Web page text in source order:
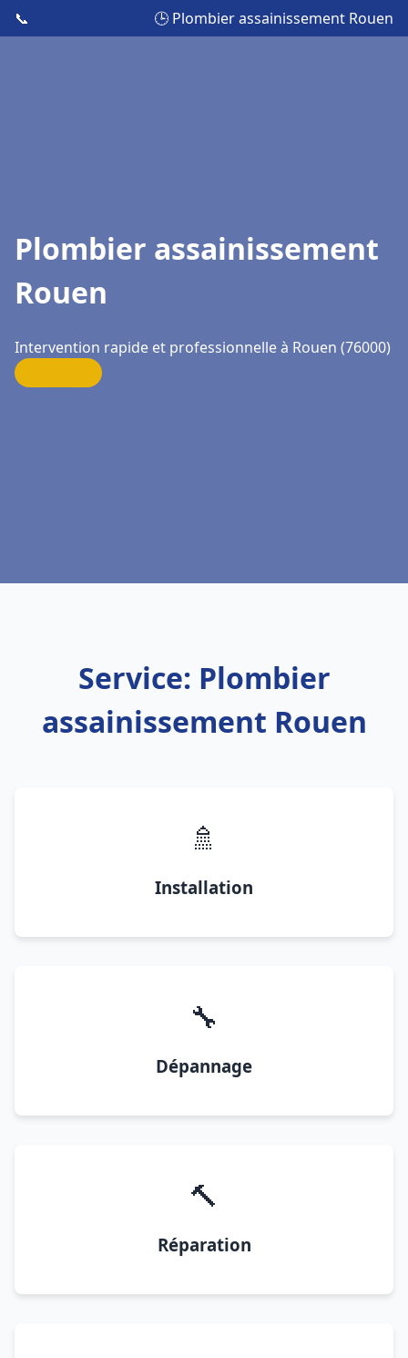
📞 🕒 Plombier assainissement Rouen
Plombier assainissement
Rouen
Intervention rapide et professionnelle à Rouen (76000)
Service: Plombier
assainissement Rouen
🚿
Installation
🔧
Dépannage
🔨
Réparation